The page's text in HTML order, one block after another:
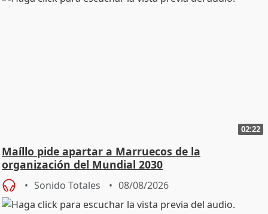
02:22
Maíllo pide apartar a Marruecos de la
organización del Mundial 2030
Sonido Totales 08/08/2026